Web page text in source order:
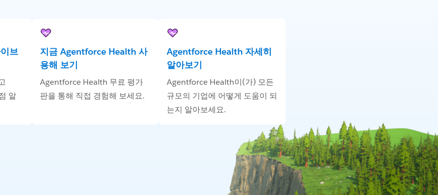
브
알
지금 Agentforce Health 사
용해 보기
Agentforce Health 무료 평가
판을 통해 직접 경험해 보세요.
Agentforce Health 자세히
알아보기
Agentforce Health이(가) 모든
규모의 기업에 어떻게 도움이 되
는지 알아보세요.